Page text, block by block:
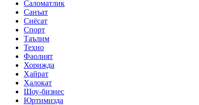
Саломатлик
Санъат
Сиёсат
Спорт
Таълим
Техно
Фаолият
Хорижда
Ҳайрат
Ҳалокат
Шоу-бизнес
Юртимизда